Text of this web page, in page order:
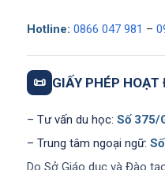
Hotline: 0866 047 981 –
📜 GIẤY PHÉP HOẠT
– Tư vấn du học: Số 375/
– Trung tâm ngoại ngữ:
Do Sở Giáo dục và Đào